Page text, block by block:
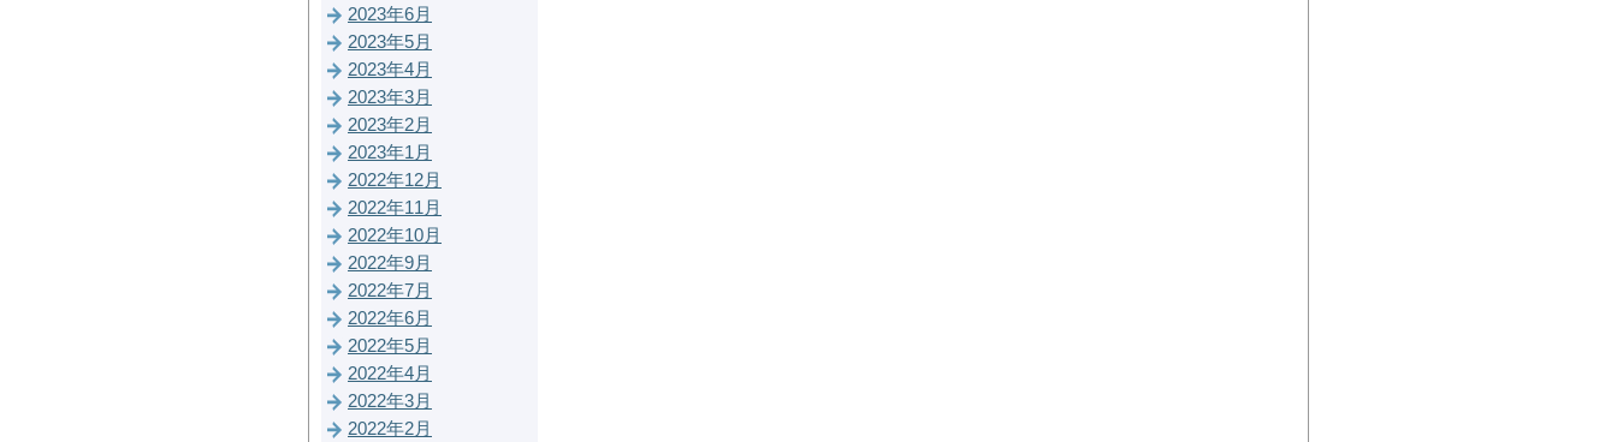
2023年6月
2023年5月
2023年4月
2023年3月
2023年2月
2023年1月
2022年12月
2022年11月
2022年10月
2022年9月
2022年7月
2022年6月
2022年5月
2022年4月
2022年3月
2022年2月